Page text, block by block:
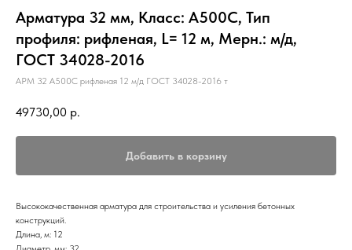
Арматура 32 мм, Класс: А500С, Тип
профиля: рифленая, L= 12 м, Мерн.: м/д,
ГОСТ 34028-2016
АРМ 32 А500С рифленая 12 м/д ГОСТ 34028-2016 т
49730,00 р.
Добавить в корзину
Высококачественная арматура для строительства и усиления бетонных
конструкций.
Длина, м: 12